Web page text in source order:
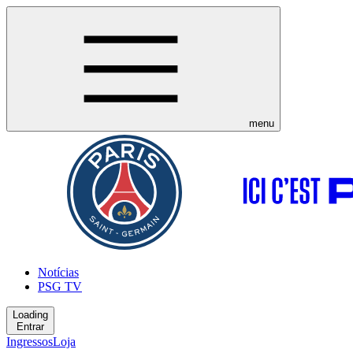
menu
Notícias
PSG TV
Loading
Entrar
IngressosLoja